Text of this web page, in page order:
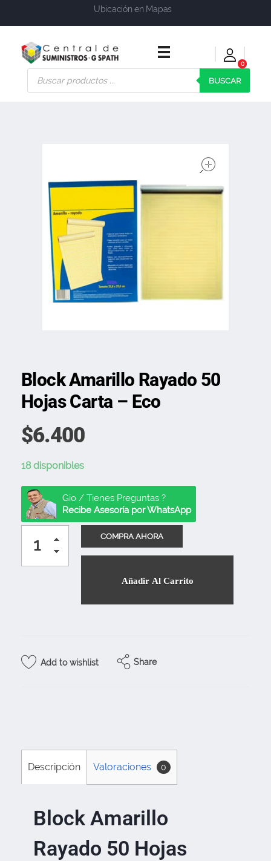
Ubicación en Mapas
Central de Suministros Gspath
Suministros y soluciones integrales para su empresa o negocio
0
BUSCAR
Block Amarillo Rayado 50
Hojas Carta – Eco
$6.400
18 disponibles
Gio / Tienes Preguntas ?
Recibe Asesoría por WhatsApp
Añadir Al Carrito
Add to wishlist Share
Descripción Valoraciones 0
Block Amarillo
Rayado 50 Hojas